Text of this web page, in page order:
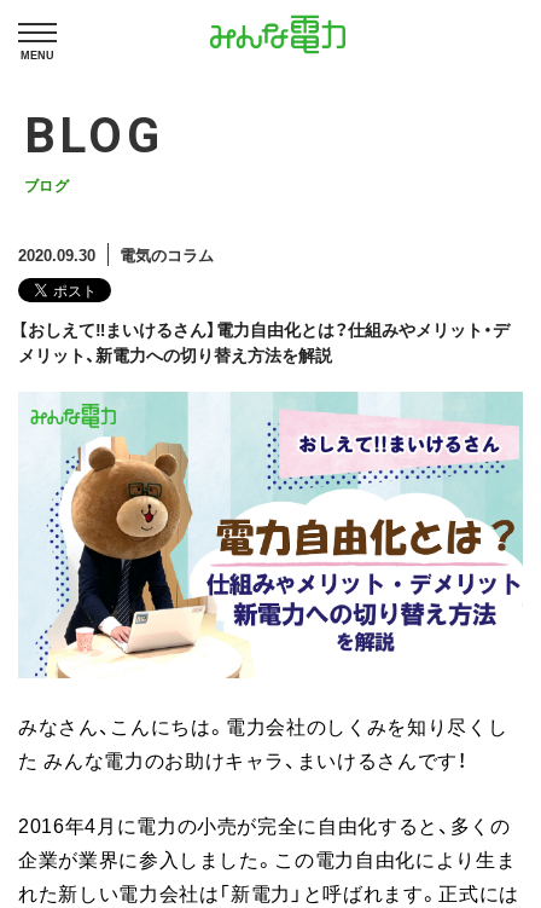
MENU
BLOG
ブログ
2020.09.30 電気のコラム
【おしえて‼まいけるさん】電力自由化とは？仕組みやメリット・デ
メリット、新電力への切り替え方法を解説
みなさん、こんにちは。電力会社のしくみを知り尽くし
た みんな電力のお助けキャラ、まいけるさんです！
2016年4月に電力の小売が完全に自由化すると、多くの
企業が業界に参入しました。この電力自由化により生ま
れた新しい電力会社は「新電力」と呼ばれます。正式には